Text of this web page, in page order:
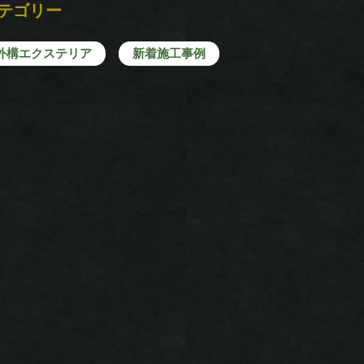
ゴリー
構エクステリア 新着施工事例